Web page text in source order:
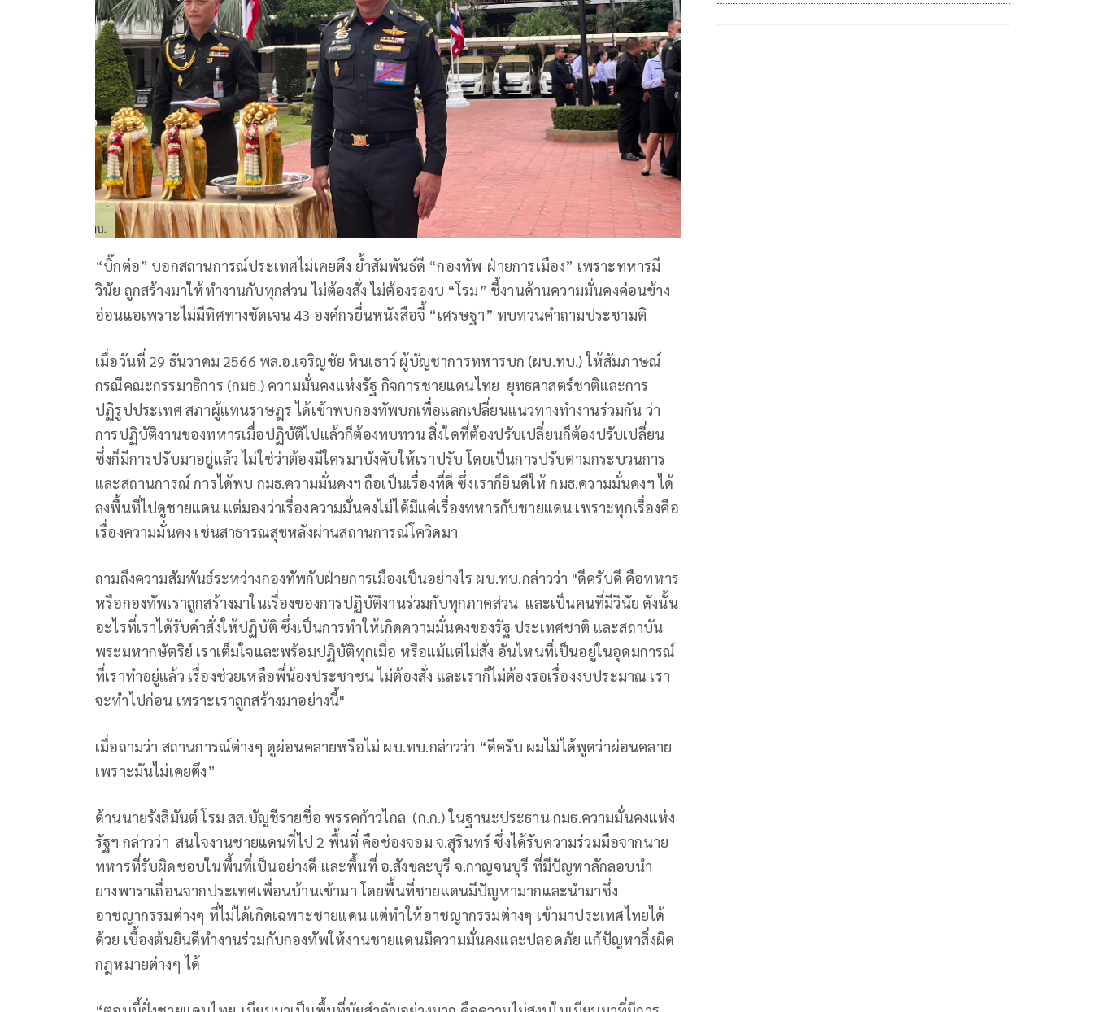
“บิ๊กต่อ” บอกสถานการณ์ประเทศไม่เคยตึง ย้ำสัมพันธ์ดี “กองทัพ-ฝ่ายการเมือง” เพราะทหารมี
วินัย ถูกสร้างมาให้ทำงานกับทุกส่วน ไม่ต้องสั่ง ไม่ต้องรองบ “โรม” ชี้งานด้านความมั่นคงค่อนข้าง
อ่อนแอเพราะไม่มีทิศทางชัดเจน 43 องค์กรยื่นหนังสือจี้ “เศรษฐา” ทบทวนคำถามประชามติ
เมื่อวันที่ 29 ธันวาคม 2566 พล.อ.เจริญชัย หินเธาว์ ผู้บัญชาการทหารบก (ผบ.ทบ.) ให้สัมภาษณ์
กรณีคณะกรรมาธิการ (กมธ.) ความมั่นคงแห่งรัฐ กิจการชายแดนไทย ยุทธศาสตร์ชาติและการ
ปฏิรูปประเทศ สภาผู้แทนราษฎร ได้เข้าพบกองทัพบกเพื่อแลกเปลี่ยนแนวทางทำงานร่วมกัน ว่า
การปฏิบัติงานของทหารเมื่อปฏิบัติไปแล้วก็ต้องทบทวน สิ่งใดที่ต้องปรับเปลี่ยนก็ต้องปรับเปลี่ยน
ซึ่งก็มีการปรับมาอยู่แล้ว ไม่ใช่ว่าต้องมีใครมาบังคับให้เราปรับ โดยเป็นการปรับตามกระบวนการ
และสถานการณ์ การได้พบ กมธ.ความมั่นคงฯ ถือเป็นเรื่องที่ดี ซึ่งเราก็ยินดีให้ กมธ.ความมั่นคงฯ ได้
ลงพื้นที่ไปดูชายแดน แต่มองว่าเรื่องความมั่นคงไม่ได้มีแค่เรื่องทหารกับชายแดน เพราะทุกเรื่องคือ
เรื่องความมั่นคง เช่นสาธารณสุขหลังผ่านสถานการณ์โควิดมา
ถามถึงความสัมพันธ์ระหว่างกองทัพกับฝ่ายการเมืองเป็นอย่างไร ผบ.ทบ.กล่าวว่า "ดีครับดี คือทหาร
หรือกองทัพเราถูกสร้างมาในเรื่องของการปฏิบัติงานร่วมกับทุกภาคส่วน และเป็นคนที่มีวินัย ดังนั้น
อะไรที่เราได้รับคำสั่งให้ปฏิบัติ ซึ่งเป็นการทำให้เกิดความมั่นคงของรัฐ ประเทศชาติ และสถาบัน
พระมหากษัตริย์ เราเต็มใจและพร้อมปฏิบัติทุกเมื่อ หรือแม้แต่ไม่สั่ง อันไหนที่เป็นอยู่ในอุดมการณ์
ที่เราทำอยู่แล้ว เรื่องช่วยเหลือพี่น้องประชาชน ไม่ต้องสั่ง และเราก็ไม่ต้องรอเรื่องงบประมาณ เรา
จะทำไปก่อน เพราะเราถูกสร้างมาอย่างนี้"
เมื่อถามว่า สถานการณ์ต่างๆ ดูผ่อนคลายหรือไม่ ผบ.ทบ.กล่าวว่า “ดีครับ ผมไม่ได้พูดว่าผ่อนคลาย
เพราะมันไม่เคยตึง”
ด้านนายรังสิมันต์ โรม สส.บัญชีรายชื่อ พรรคก้าวไกล (ก.ก.) ในฐานะประธาน กมธ.ความมั่นคงแห่ง
รัฐฯ กล่าวว่า สนใจงานชายแดนที่ไป 2 พื้นที่ คือช่องจอม จ.สุรินทร์ ซึ่งได้รับความร่วมมือจากนาย
ทหารที่รับผิดชอบในพื้นที่เป็นอย่างดี และพื้นที่ อ.สังขละบุรี จ.กาญจนบุรี ที่มีปัญหาลักลอบนำ
ยางพาราเถื่อนจากประเทศเพื่อนบ้านเข้ามา โดยพื้นที่ชายแดนมีปัญหามากและนำมาซึ่ง
อาชญากรรมต่างๆ ที่ไม่ได้เกิดเฉพาะชายแดน แต่ทำให้อาชญากรรมต่างๆ เข้ามาประเทศไทยได้
ด้วย เบื้องต้นยินดีทำงานร่วมกับกองทัพให้งานชายแดนมีความมั่นคงและปลอดภัย แก้ปัญหาสิ่งผิด
กฎหมายต่างๆ ได้